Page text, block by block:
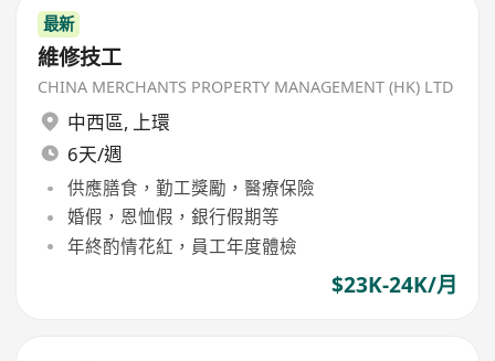
最新
維修技工
CHINA MERCHANTS PROPERTY MANAGEMENT (HK) LTD
中西區, 上環
6天/週
供應膳食，勤工獎勵，醫療保險
婚假，恩恤假，銀行假期等
年終酌情花紅，員工年度體檢
$23K-24K/月